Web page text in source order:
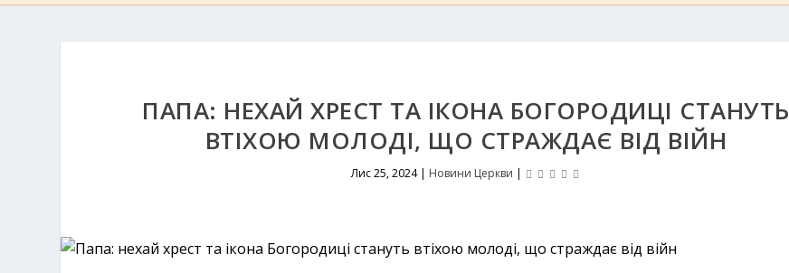
ПАПА: НЕХАЙ ХРЕСТ ТА ІКОНА БОГОРОДИЦІ СТАНУТЬ
ВТІХОЮ МОЛОДІ, ЩО СТРАЖДАЄ ВІД ВІЙН
Лис 25, 2024| Новини Церкви |